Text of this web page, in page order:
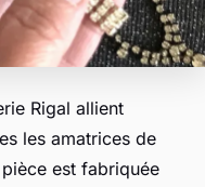
Rigal allient
les amatrices de
est fabriquée